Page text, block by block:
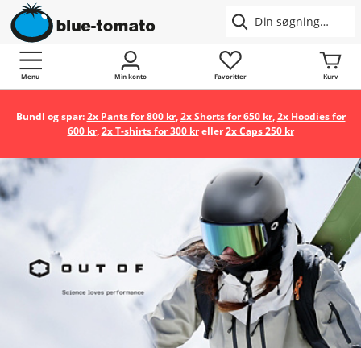
Menu Min konto Favoritter Kurv
Bundl og spar:2x Pants for 800 kr,2x Shorts for 650 kr,2x Hoodies for
600 kr,2x T-shirts for 300 kreller2x Caps 250 kr